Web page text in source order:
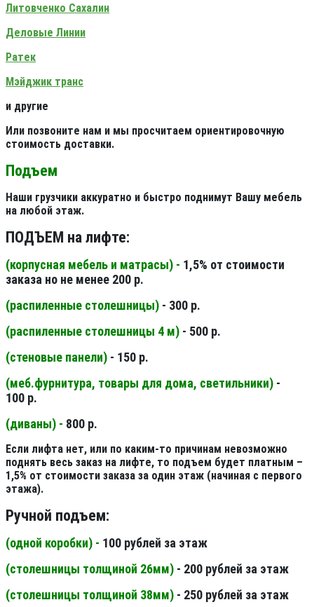
Литовченко Сахалин
Деловые Линии
Ратек
Мэйджик транс
и другие
Или позвоните нам и мы просчитаем ориентировочную
стоимость доставки.
Подъем
Наши грузчики аккуратно и быстро поднимут Вашу мебель
на любой этаж.
ПОДЪЕМ на лифте:
(корпусная мебель и матрасы) - 1,5% от стоимости
заказа но не менее 200 р.
(распиленные столешницы) - 300 р.
(распиленные столешницы 4 м) - 500 р.
(стеновые панели) - 150 р.
(меб.фурнитура, товары для дома, светильники) -
100 р.
(диваны) - 800 р.
Если лифта нет, или по каким-то причинам невозможно
поднять весь заказ на лифте, то подъем будет платным –
1,5% от стоимости заказа за один этаж (начиная с первого
этажа).
Ручной подъем:
(одной коробки) - 100 рублей за этаж
(столешницы толщиной 26мм) - 200 рублей за этаж
(столешницы толщиной 38мм) - 250 рублей за этаж